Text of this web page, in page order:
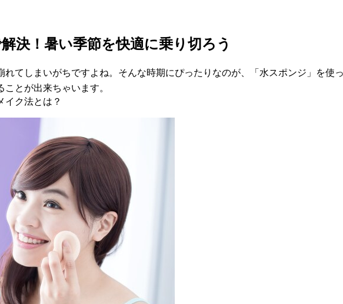
決！暑い季節を快適に乗り切ろう
てしまいがちですよね。そんな時期にぴったりなのが、「水スポンジ」を使
とが出来ちゃいます。
イク法とは？